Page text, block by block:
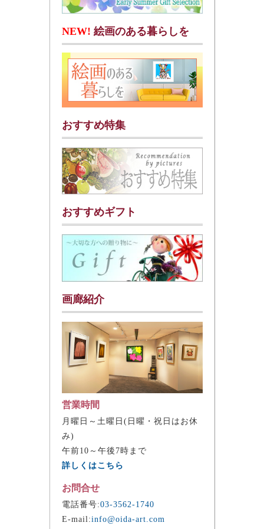
NEW! 絵画のある暮らしを
おすすめ特集
おすすめギフト
画廊紹介
営業時間
月曜日～土曜日(日曜・祝日はお休
み)
午前10～午後7時まで
詳しくはこちら
お問合せ
電話番号:03-3562-1740
E-mail:info@oida-art.com